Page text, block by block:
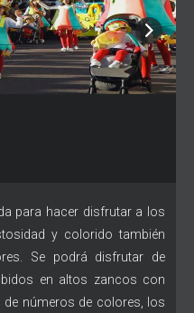
para hacer disfrutar a los
y colorido también
Se podrá disfrutar de
en altos zancos con
números de colores, los